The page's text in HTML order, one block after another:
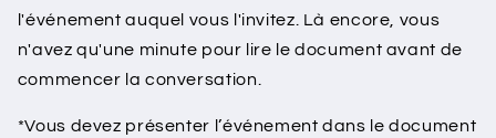
l'événement auquel vous l'invitez. Là encore, vous
n'avez qu'une minute pour lire le document avant de
commencer la conversation.
*Vous devez présenter l’événement dans le document